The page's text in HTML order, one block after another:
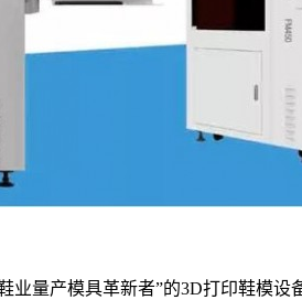
业量产模具革新者”的3D打印鞋模